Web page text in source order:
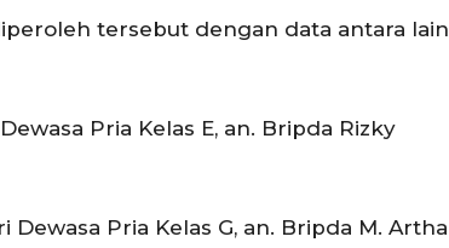
tersebut dengan data antara lain
Pria Kelas E, an. Bripda Rizky
Pria Kelas G, an. Bripda M. Artha